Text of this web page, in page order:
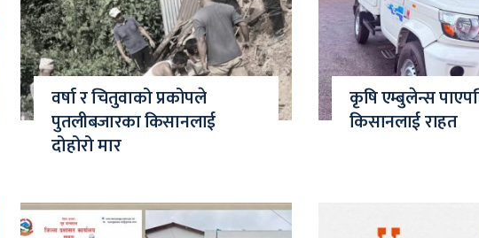
वर्षा र चितुवाको प्रकोपले
पुतलीबजारका किसानलाई
दोहोरो मार
कृषि एम्बुलेन्स
किसानलाई राहत